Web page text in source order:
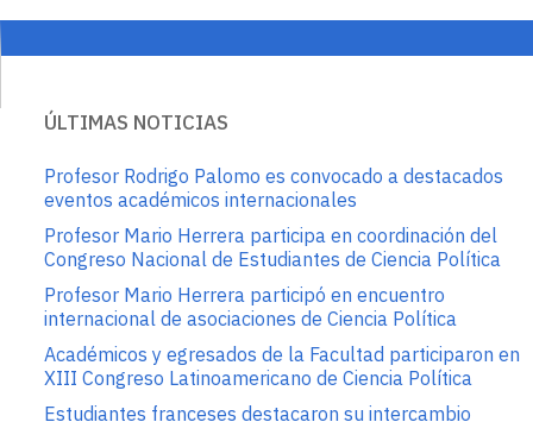
ÚLTIMAS NOTICIAS
Profesor Rodrigo Palomo es convocado a destacados
eventos académicos internacionales
Profesor Mario Herrera participa en coordinación del
Congreso Nacional de Estudiantes de Ciencia Política
Profesor Mario Herrera participó en encuentro
internacional de asociaciones de Ciencia Política
Académicos y egresados de la Facultad participaron en
XIII Congreso Latinoamericano de Ciencia Política
Estudiantes franceses destacaron su intercambio